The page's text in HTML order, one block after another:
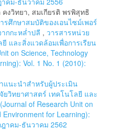
งวิทยา, สมเกียรติ พรพิสุทธิ
รศึกษาสมบัติของเอนไซม์เพอร์
กกะหล่ำปลี , วารสารหน่วย
และสิ่งแวดล้อมเพื่อการเรียน
on Science, Technology
Vol. 1 No. 1 (2010):
แนะนำสำหรับผู้ประเมิน
ยวิทยาศาสตร์ เทคโนโลยี และ
of Research Unit on
for Learning):
ฎาคม-ธันวาคม 2562